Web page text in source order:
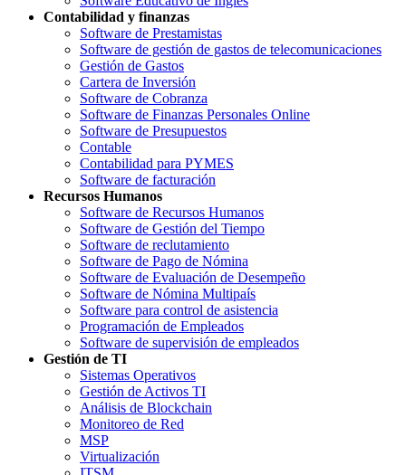
Contabilidad y finanzas
Software de Prestamistas
Software de gestión de gastos de telecomunicaciones
Gestión de Gastos
Cartera de Inversión
Software de Cobranza
Software de Finanzas Personales Online
Software de Presupuestos
Contable
Contabilidad para PYMES
Software de facturación
Recursos Humanos
Software de Recursos Humanos
Software de Gestión del Tiempo
Software de reclutamiento
Software de Pago de Nómina
Software de Evaluación de Desempeño
Software de Nómina Multipaís
Software para control de asistencia
Programación de Empleados
Software de supervisión de empleados
Gestión de TI
Sistemas Operativos
Gestión de Activos TI
Análisis de Blockchain
Monitoreo de Red
MSP
Virtualización